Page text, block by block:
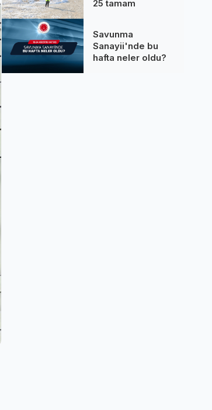
25 tamam
Savunma
Sanayii'nde bu
hafta neler oldu?